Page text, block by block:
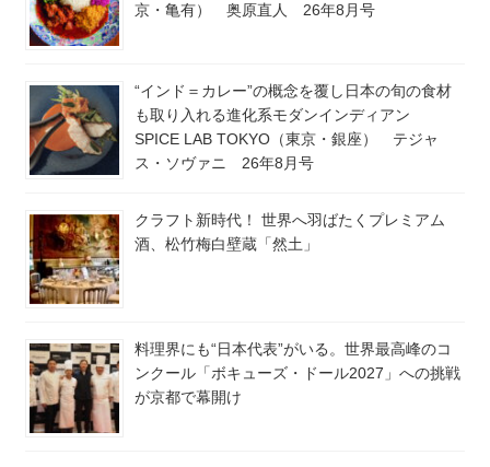
京・亀有） 奥原直人 26年8月号
“インド＝カレー”の概念を覆し日本の旬の食材
も取り入れる進化系モダンインディアン
SPICE LAB TOKYO（東京・銀座） テジャ
ス・ソヴァニ 26年8月号
クラフト新時代！ 世界へ羽ばたくプレミアム
酒、松竹梅白壁蔵「然土」
料理界にも“日本代表”がいる。世界最高峰のコ
ンクール「ボキューズ・ドール2027」への挑戦
が京都で幕開け